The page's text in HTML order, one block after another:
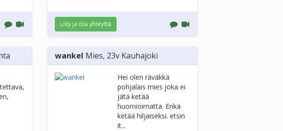
Liity ja ota yhteyttä
wankel Mies, 23v Kauhajoki
Hei olen räväkkä
pohjalais mies joka ei
jätä ketää
huomioimatta. Enkä
ketää hiljaiseksi. etsin
it...